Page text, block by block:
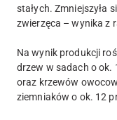
stałych. Zmniejszyła
zwierzęca – wynika z
Na wynik produkcji
drzew w sadach o ok.
oraz krzewów
ziemniaków o ok. 12